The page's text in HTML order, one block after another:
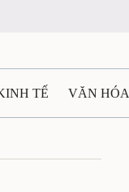
TẾ VĂN HÓA